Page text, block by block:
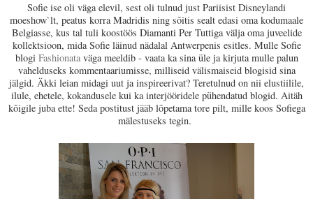
Sofie ise oli väga elevil, sest oli tulnud just Pariisist Disneylandi
moeshow`lt, peatus korra Madridis ning sõitis sealt edasi oma kodumaale
Belgiasse, kus tal tuli koostöös Diamanti Per Tuttiga välja oma juveelide
kollektsioon, mida Sofie läinud nädalal Antwerpenis esitles. Mulle Sofie
blogi Fashionataväga meeldib - vaata ka sina üle ja kirjuta mulle palun
vahelduseks kommentaariumisse, milliseid välismaiseid blogisid sina
jälgid. Äkki leian midagi uut ja inspireerivat? Teretulnud on nii elustiilile,
ilule, ehetele, kokandusele kui ka interjööridele pühendatud blogid. Aitäh
kõigile juba ette! Seda postitust jääb lõpetama tore pilt, mille koos Sofiega
mälestuseks tegin.